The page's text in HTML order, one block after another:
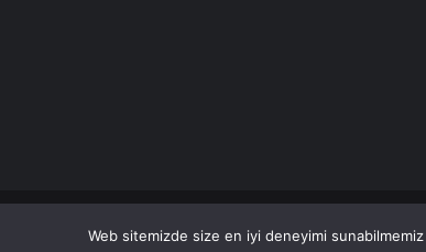
© Copyright 2026 Her Hakkı Saklıdır. Son
Web sitemizde size en iyi deneyimi